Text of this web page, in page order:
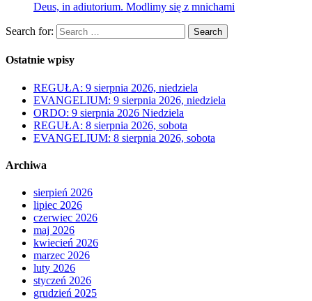
Deus, in adiutorium. Modlimy się z mnichami
Search for: Search
Ostatnie wpisy
REGUŁA: 9 sierpnia 2026, niedziela
EVANGELIUM: 9 sierpnia 2026, niedziela
ORDO: 9 sierpnia 2026 Niedziela
REGUŁA: 8 sierpnia 2026, sobota
EVANGELIUM: 8 sierpnia 2026, sobota
Archiwa
sierpień 2026
lipiec 2026
czerwiec 2026
maj 2026
kwiecień 2026
marzec 2026
luty 2026
styczeń 2026
grudzień 2025